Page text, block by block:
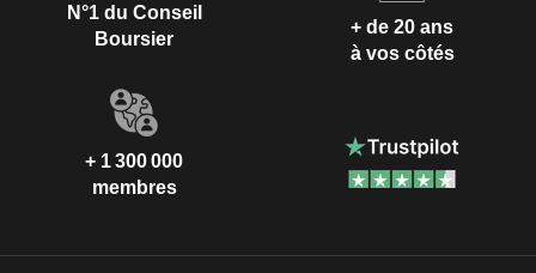
N°1 du Conseil
Boursier
+ de 20 ans
à vos côtés
+ 1 300 000
membres